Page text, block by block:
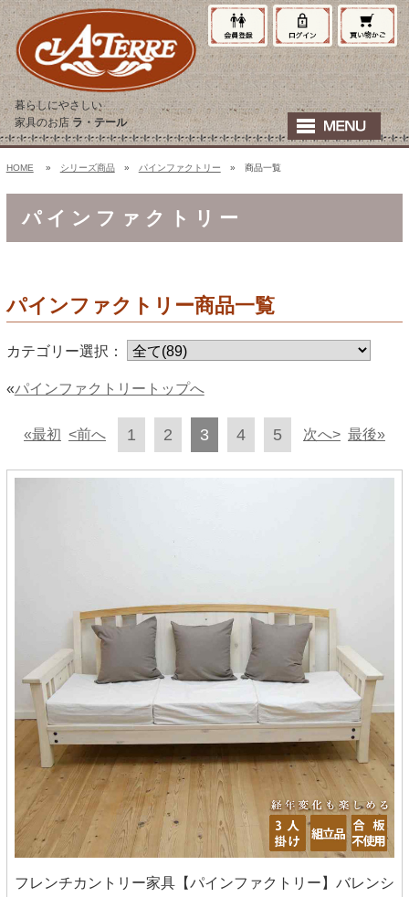
暮らしにやさしい
家具のお店ラ・テール
HOME » シリーズ商品» パインファクトリー » 商品一覧
パインファクトリー
パインファクトリー商品一覧
カテゴリー選択：
«パインファクトリートップへ
«最初 <前へ 1 2 3 4 5 次へ> 最後»
フレンチカントリー家具【パインファクトリー】バレンシ